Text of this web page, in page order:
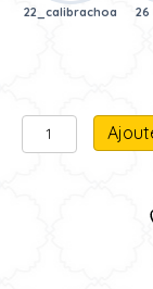
22_calibrachoa 26
quantité
de